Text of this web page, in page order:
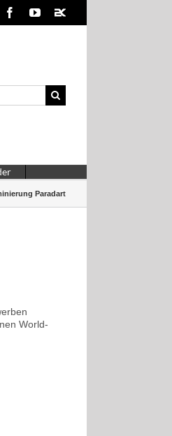
FacebookYouTube
2kDart
Paradart
World-